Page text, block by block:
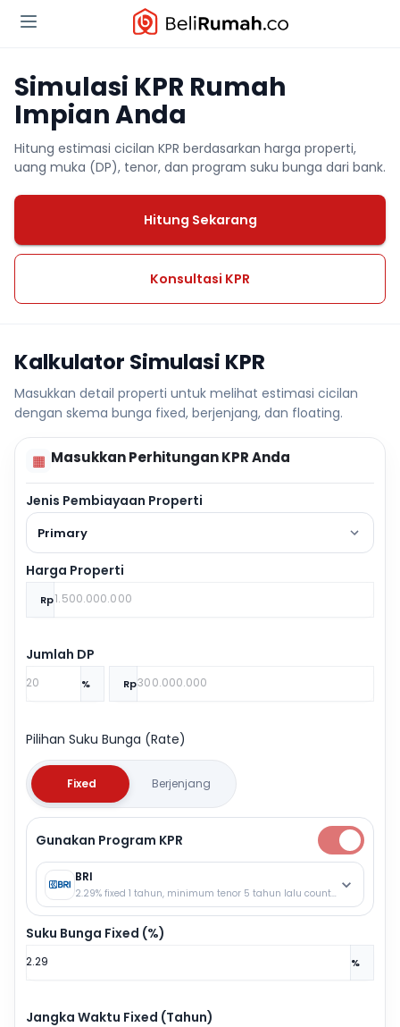
Simulasi KPR Rumah
Impian Anda
Hitung estimasi cicilan KPR berdasarkan harga properti,
uang muka (DP), tenor, dan program suku bunga dari bank.
Hitung Sekarang
Konsultasi KPR
Kalkulator Simulasi KPR
Masukkan detail properti untuk melihat estimasi cicilan
dengan skema bunga fixed, berjenjang, dan floating.
▦ Masukkan Perhitungan KPR Anda
Jenis Pembiayaan Properti
Primary
Harga Properti
Rp
Jumlah DP
% Rp
Pilihan Suku Bunga (Rate)
Fixed Berjenjang
Gunakan Program KPR
BRI
2.29% fixed 1 tahun, minimum tenor 5 tahun lalu counter rate.
Suku Bunga Fixed (%)
%
Jangka Waktu Fixed (Tahun)